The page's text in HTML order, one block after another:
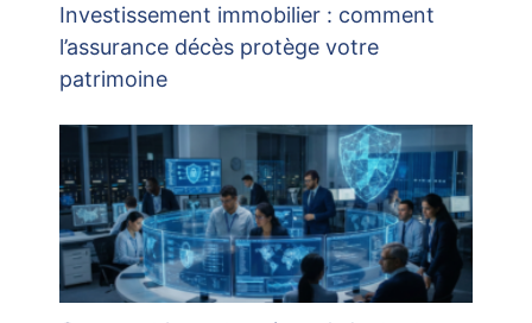
Investissement immobilier : comment
l’assurance décès protège votre
patrimoine